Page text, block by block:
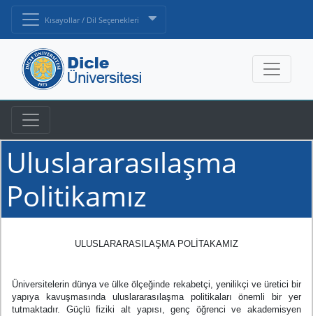
Kısayollar / Dil Seçenekleri
Uluslararasılaşma
Politikamız
ULUSLARARASILAŞMA POLİTAKAMIZ
Üniversitelerin dünya ve ülke ölçeğinde rekabetçi, yenilikçi ve üretici bir
yapıya kavuşmasında uluslararasılaşma politikaları önemli bir yer
tutmaktadır. Güçlü fiziki alt yapısı, genç öğrenci ve akademisyen